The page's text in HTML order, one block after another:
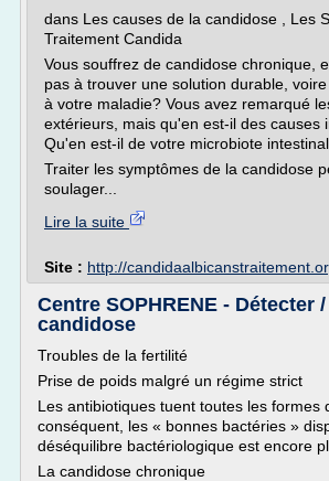
dans Les causes de la candidose , Les
Traitement Candida
Vous souffrez de candidose chronique,
pas à trouver une solution durable,
à votre maladie? Vous avez remarqué
extérieurs, mais qu'en est-il des causes
Qu'en est-il de votre microbiote
Traiter les symptômes de la candidose
soulager...
Lire la suite
Site : http://
Centre SOPHRENE - Détecter
candidose
Troubles de la fertilité
Prise de poids malgré un régime strict
Les antibiotiques tuent toutes les formes
conséquent, les « bonnes bactéries »
déséquilibre bactériologique est encore
La candidose chronique